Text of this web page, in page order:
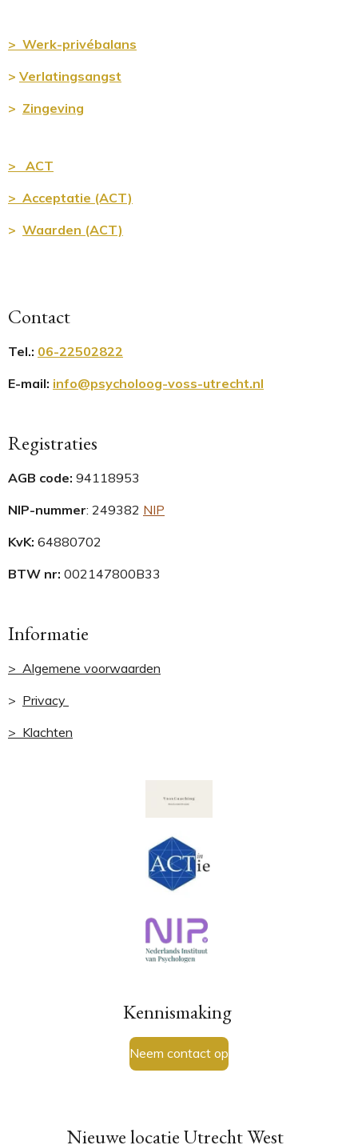
> Werk-privébalans
> Verlatingsangst
> Zingeving
> ACT
> Acceptatie (ACT)
> Waarden (ACT)
Contact
Tel.: 06-22502822
E-mail: info@psycholoog-voss-utrecht.nl
Registraties
AGB code: 94118953
NIP-nummer: 249382 NIP
KvK: 64880702
BTW nr: 002147800B33
Informatie
> Algemene voorwaarden
> Privacy
> Klachten
Kennismaking
Neem contact op
Nieuwe locatie Utrecht West